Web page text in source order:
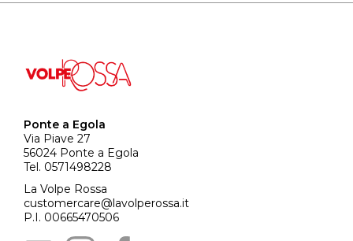
Ponte a Egola
Via Piave 27
56024 Ponte a Egola
Tel. 0571498228
La Volpe Rossa
customercare@lavolperossa.it
P.I. 00665470506